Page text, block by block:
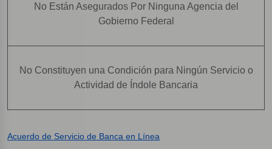
No Están Asegurados Por Ninguna Agencia del
Gobierno Federal
No Constituyen una Condición para Ningún Servicio o
Actividad de Índole Bancaria
Acuerdo de Servicio de Banca en Línea